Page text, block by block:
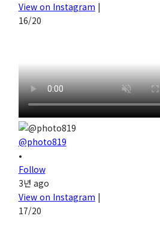
View on Instagram |
16/20
@photo819
•
Follow
3년 ago
View on Instagram |
17/20